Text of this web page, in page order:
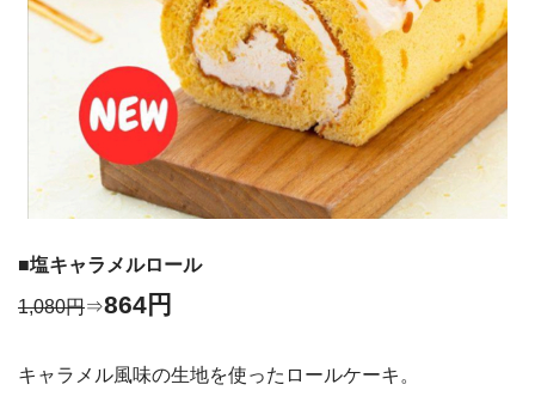
■塩キャラメルロール
1,080円⇒864円
キャラメル風味の生地を使ったロールケーキ。